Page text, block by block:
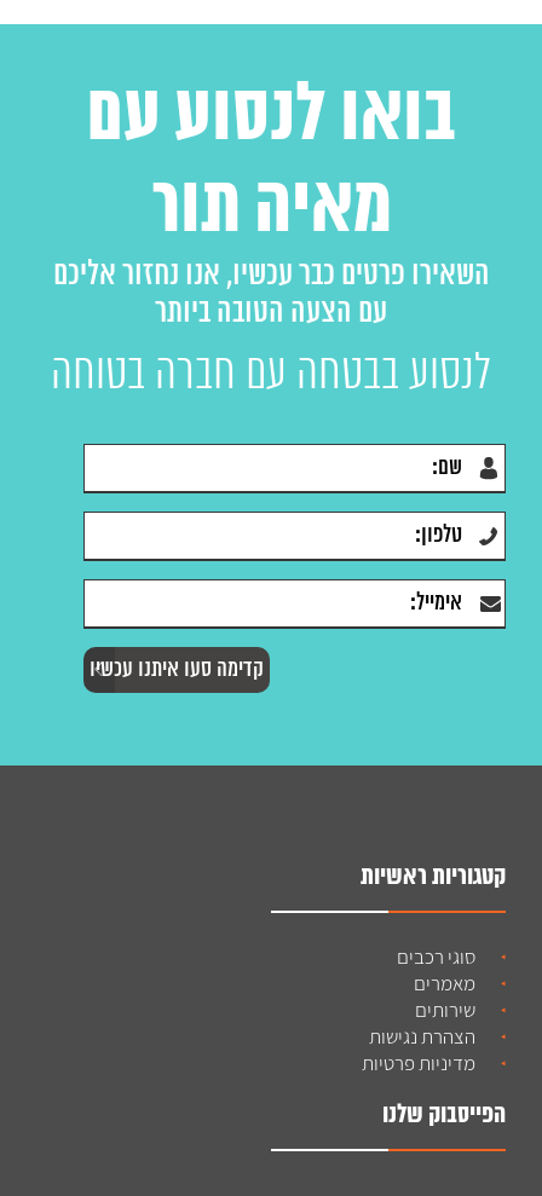
בואו לנסוע עם
מאיה תור
השאירו פרטים כבר עכשיו, אנו נחזור אליכם
עם הצעה הטובה ביותר
לנסוע בבטחה עם חברה בטוחה
קטגוריות ראשיות
סוגי רכבים
מאמרים
שירותים
הצהרת נגישות
מדיניות פרטיות
הפייסבוק שלנו